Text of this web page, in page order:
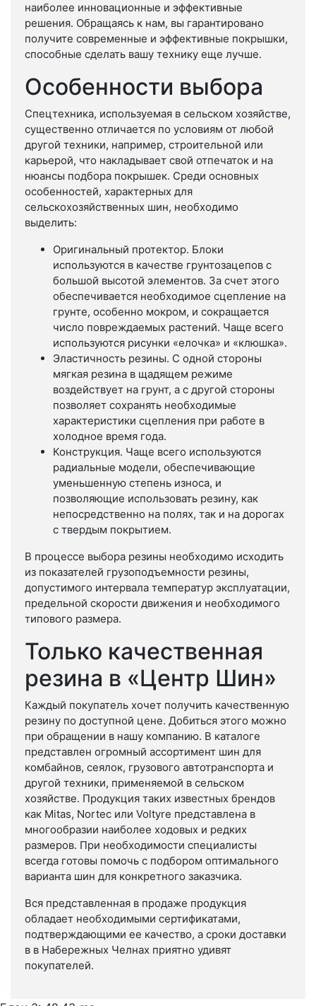
наиболее инновационные и эффективные
решения. Обращаясь к нам, вы гарантировано
получите современные и эффективные покрышки,
способные сделать вашу технику еще лучше.
Особенности выбора
Спецтехника, используемая в сельском хозяйстве,
существенно отличается по условиям от любой
другой техники, например, строительной или
карьерой, что накладывает свой отпечаток и на
нюансы подбора покрышек. Среди основных
особенностей, характерных для
сельскохозяйственных шин, необходимо
выделить:
Оригинальный протектор. Блоки
используются в качестве грунтозацепов с
большой высотой элементов. За счет этого
обеспечивается необходимое сцепление на
грунте, особенно мокром, и сокращается
число повреждаемых растений. Чаще всего
используются рисунки «елочка» и «клюшка».
Эластичность резины. С одной стороны
мягкая резина в щадящем режиме
воздействует на грунт, а с другой стороны
позволяет сохранять необходимые
характеристики сцепления при работе в
холодное время года.
Конструкция. Чаще всего используются
радиальные модели, обеспечивающие
уменьшенную степень износа, и
позволяющие использовать резину, как
непосредственно на полях, так и на дорогах
с твердым покрытием.
В процессе выбора резины необходимо исходить
из показателей грузоподъемности резины,
допустимого интервала температур эксплуатации,
предельной скорости движения и необходимого
типового размера.
Только качественная
резина в «Центр Шин»
Каждый покупатель хочет получить качественную
резину по доступной цене. Добиться этого можно
при обращении в нашу компанию. В каталоге
представлен огромный ассортимент шин для
комбайнов, сеялок, грузового автотранспорта и
другой техники, применяемой в сельском
хозяйстве. Продукция таких известных брендов
как Mitas, Nortec или Voltyre представлена в
многообразии наиболее ходовых и редких
размеров. При необходимости специалисты
всегда готовы помочь с подбором оптимального
варианта шин для конкретного заказчика.
Вся представленная в продаже продукция
обладает необходимыми сертификатами,
подтверждающими ее качество, а сроки доставки
в в Набережных Челнах приятно удивят
покупателей.